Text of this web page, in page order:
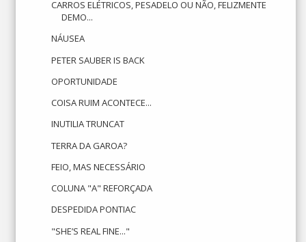
CARROS ELÉTRICOS, PESADELO OU NÃO, FELIZMENTE
DEMO...
NÁUSEA
PETER SAUBER IS BACK
OPORTUNIDADE
COISA RUIM ACONTECE...
INUTILIA TRUNCAT
TERRA DA GAROA?
FEIO, MAS NECESSÁRIO
COLUNA "A" REFORÇADA
DESPEDIDA PONTIAC
"SHE’S REAL FINE..."